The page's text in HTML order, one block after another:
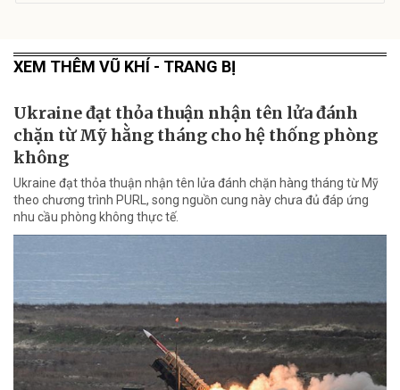
XEM THÊM VŨ KHÍ - TRANG BỊ
Ukraine đạt thỏa thuận nhận tên lửa đánh
chặn từ Mỹ hằng tháng cho hệ thống phòng
không
Ukraine đạt thỏa thuận nhận tên lửa đánh chặn hàng tháng từ Mỹ
theo chương trình PURL, song nguồn cung này chưa đủ đáp ứng
nhu cầu phòng không thực tế.